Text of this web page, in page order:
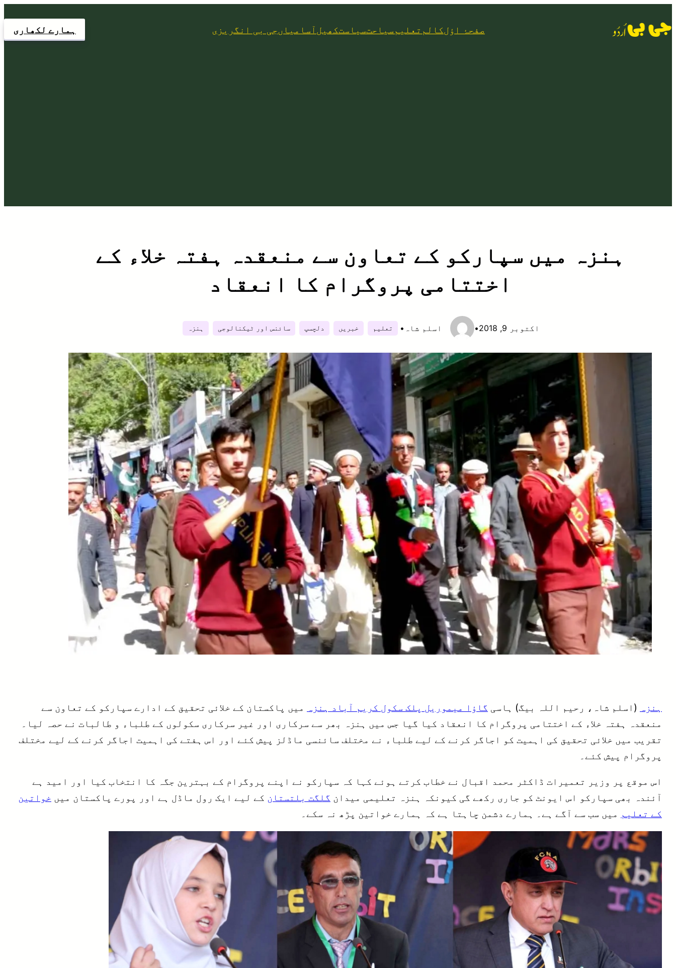
to
صفحۂ اؤلکالم تعلیمسیاحتسیاستکھیلآسامیاںجی بی انگریزی ہمارے لکھاری
ہنزہ میں سپارکو کے تعاون سے منعقدہ ہفتہ خلاء کے
اختتامی پروگرام کا انعقاد
اکتوبر 9, 2018 • اسلم شاہ • تعلیم خبریں دلچسپ سائنس اور ٹیکنالوجی ہنزہ
ہنزہ (اسلم شاہ، رحیم اللہ بیگ) ہاسی گاؤا میموریل پلک سکول کریم آباد ہنزہ
میں پاکستان کے خلائی تحقیق کے ادارے سپارکو کے تعاون سے
منعقدہ ہفتہ خلاء کے اختتامی پروگرام کا انعقاد کیا گیا جس میں ہنزہ بھر سے سرکاری اور غیر سرکاری سکولوں کے طلباء و طالبات نے حصہ لیا۔
تقریب میں خلائی تحقیق کی اہمیت کو اجاگر کرنے کے لیے طلباء نے مختلف سائنسی ماڈلز پیش کئے اور اس ہفتے کی اہمیت اجاگر کرنے کے لیے مختلف
پروگرام پیش کئے۔
اس موقع پر وزیر تعمیرات ڈاکٹر محمد اقبال نے خطاب کرتے ہوئے کہا کہ سپارکو نے اپنے پروگرام کے بہترین جگہ کا انتخاب کیا اور امید ہے
آئندہ بھی سپارکو اس ایونٹ کو جاری رکھے گی کیونکہ ہنزہ تعلیمی میدان گلگت بلتستان کے لیے ایک رول ماڈل ہے اور پورے پاکستان میں خواتین
کے تعلیم میں سب سے آگے ہے۔ ہمارے دشمن چاہتا ہے کہ ہمارے خواتین پڑھ نہ سکے۔